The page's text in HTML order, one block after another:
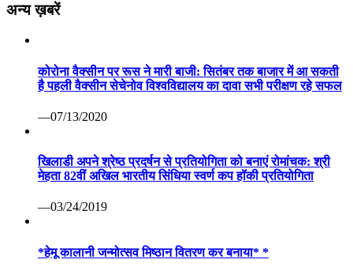
अन्य ख़बरें
कोरोना वैक्सीन पर रूस ने मारी बाजी: सितंबर तक बाजार में आ सकती
है पहली वैक्सीन सेचेनोव विश्वविद्यालय का दावा सभी परीक्षण रहे सफल
—07/13/2020
खिलाडी अपने श्रेष्ठ प्रदर्षन से प्रतियोगिता को बनाएं रोमांचक: श्री
मेहता 82वीं अखिल भारतीय सिंधिया स्वर्ण कप हॉकी प्रतियोगिता
—03/24/2019
*हेमू कालानी जन्मोत्सव मिष्ठान वितरण कर बनाया* *